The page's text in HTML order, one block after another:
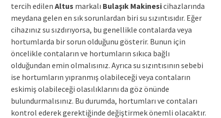
tercih edilen Altus markalı Bulaşık Makinesicihazlarında
meydana gelen en sık sorunlardan biri su sızıntısıdır. Eğer
cihazınız su sızdırıyorsa, bu genellikle contalarda veya
hortumlarda bir sorun olduğunu gösterir. Bunun için
öncelikle contaların ve hortumların sıkıca bağlı
olduğundan emin olmalısınız. Ayrıca su sızıntısının sebebi
ise hortumların yıpranmış olabileceği veya contaların
eskimiş olabileceği olasılıklarını da göz önünde
bulundurmalısınız. Bu durumda, hortumları ve contaları
kontrol ederek gerektiğinde değiştirmek önemli olacaktır.